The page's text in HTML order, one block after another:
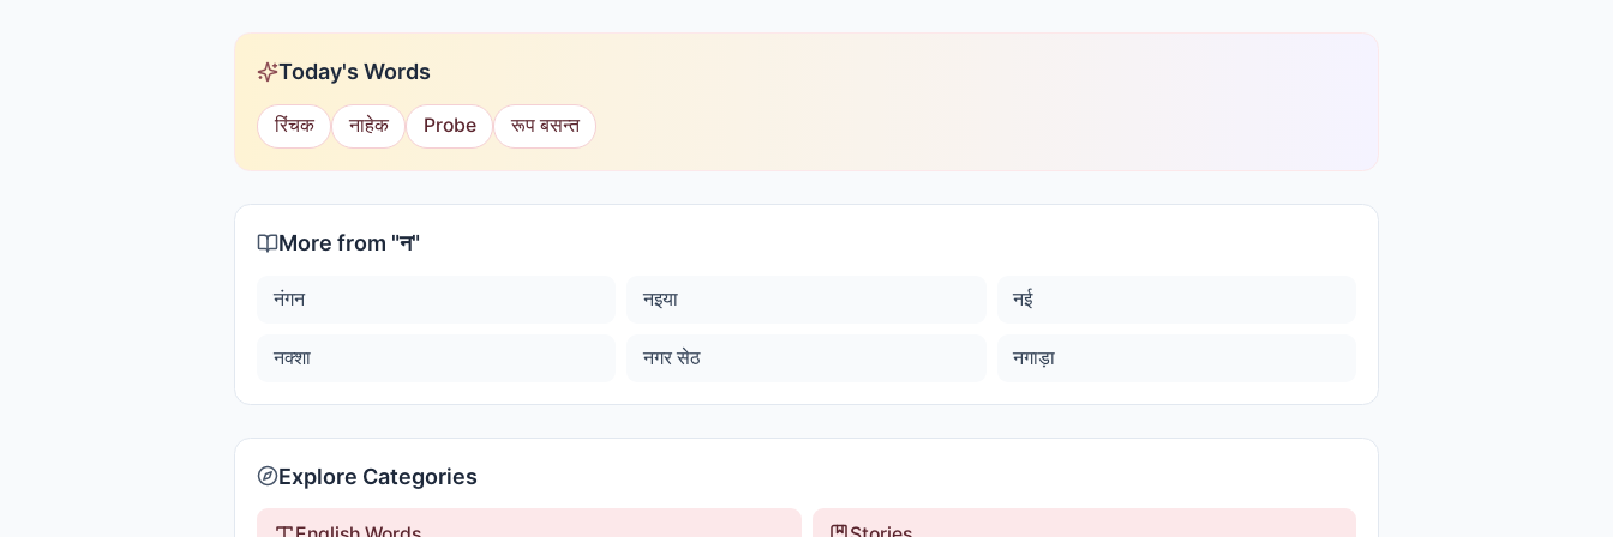
Today's Words
रिंचक नाहेक Probe रूप बसन्त
More from "न"
नंगन नइया नई
नक्शा नगर सेठ नगाड़ा
Explore Categories